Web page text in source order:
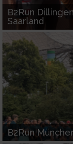
B2Run
Saarland
B2Run